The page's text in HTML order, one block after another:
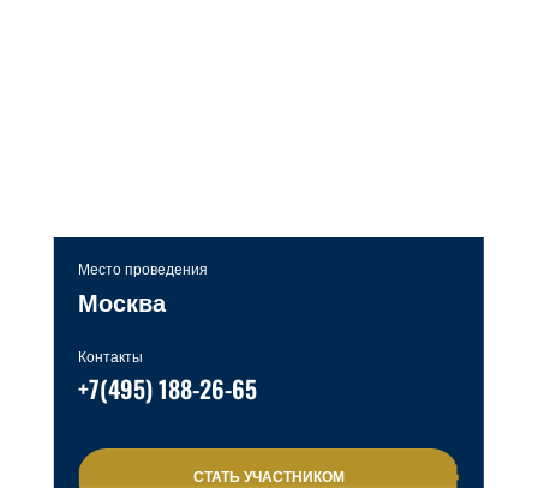
Место проведения
Москва
Контакты
+7(495) 188-26-65
СТАТЬ УЧАСТНИКОМ